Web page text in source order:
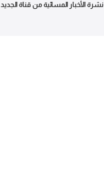
نشرة الأخبار المسائية من قناة الجديد